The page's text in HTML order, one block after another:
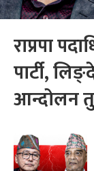
राप्रपा
पार्टी,
आन्दोलन